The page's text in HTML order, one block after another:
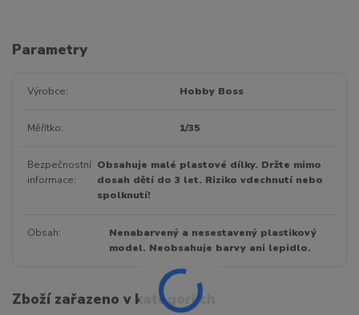
Parametry
Výrobce Hobby Boss
Měřítko 1/35
Bezpečnostní
informace
Obsahuje malé plastové dílky. Držte mimo
dosah dětí do 3 let. Riziko vdechnutí nebo
spolknutí!
Obsah
Nenabarvený a nesestavený plastikový
model. Neobsahuje barvy ani lepidlo.
Zboží zařazeno v kategoriích